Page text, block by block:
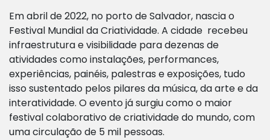
Em abril de 2022, no porto de Salvador, nascia o
Festival Mundial da Criatividade. A cidade recebeu
infraestrutura e visibilidade para dezenas de
atividades como instalações, performances,
experiências, painéis, palestras e exposições, tudo
isso sustentado pelos pilares da música, da arte e da
interatividade. O evento já surgiu como o maior
festival colaborativo de criatividade do mundo, com
uma circulação de 5 mil pessoas.